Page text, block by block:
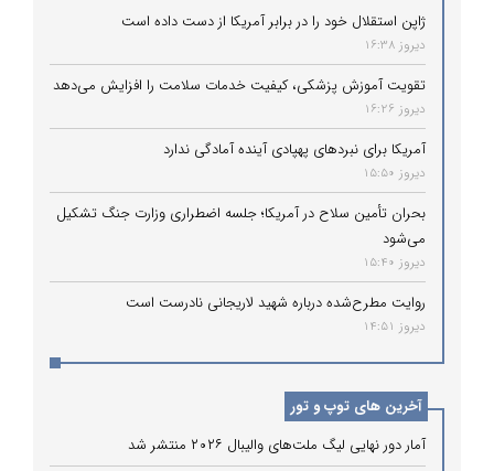
ژاپن استقلال خود را در برابر آمریکا از دست داده است
دیروز 16:38
تقویت آموزش پزشکی، کیفیت خدمات سلامت را افزایش می‌دهد
دیروز 16:26
آمریکا برای نبردهای پهپادی آینده آمادگی ندارد
دیروز 15:50
بحران تأمین سلاح در آمریکا؛ جلسه اضطراری وزارت جنگ تشکیل
می‌شود
دیروز 15:40
روایت مطرح‌شده درباره شهید لاریجانی نادرست است
دیروز 14:51
آخرین های توپ و تور
آمار دور نهایی لیگ ملت‌های والیبال ۲۰۲۶ منتشر شد